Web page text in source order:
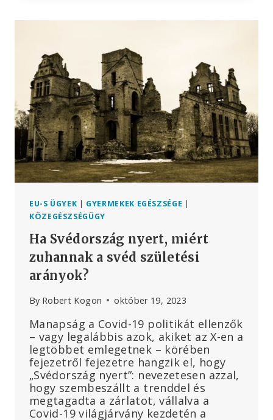
ORVOS
FELJELENTÉST
TETT
AZ
ÜGYÉSZSÉGEN
EU-S ÜGYEK | GYERMEKEK EGÉSZSÉGE |
KÖZEGÉSZSÉGÜGY
Ha Svédország nyert, miért
zuhannak a svéd születési
arányok?
By Robert Kogon október 19, 2023
Manapság a Covid-19 politikát ellenzők
– vagy legalábbis azok, akiket az X-en a
legtöbbet emlegetnek – körében
fejezetről fejezetre hangzik el, hogy
„Svédország nyert”: nevezetesen azzal,
hogy szembeszállt a trenddel és
megtagadta a zárlatot, vállalva a
Covid-19 világjárvány kezdetén a